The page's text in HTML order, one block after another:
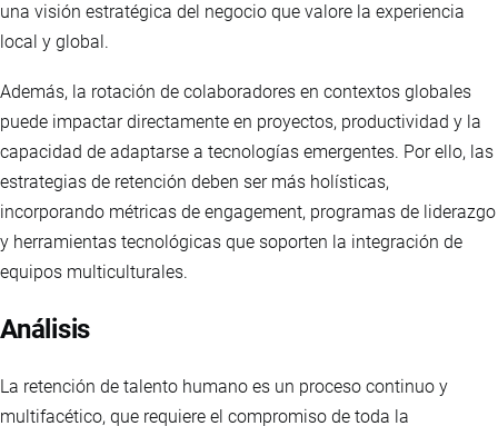
una visión estratégica del negocio que valore la experiencia
local y global.
Además, la rotación de colaboradores en contextos globales
puede impactar directamente en proyectos, productividad y la
capacidad de adaptarse a tecnologías emergentes. Por ello, las
estrategias de retención deben ser más holísticas,
incorporando métricas de engagement, programas de liderazgo
y herramientas tecnológicas que soporten la integración de
equipos multiculturales.
Análisis
La retención de talento humano es un proceso continuo y
multifacético, que requiere el compromiso de toda la